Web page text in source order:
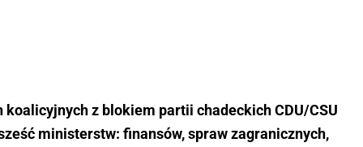
z blokiem partii chadeckich CDU/CSU
ministerstw: finansów, spraw zagranicznych,